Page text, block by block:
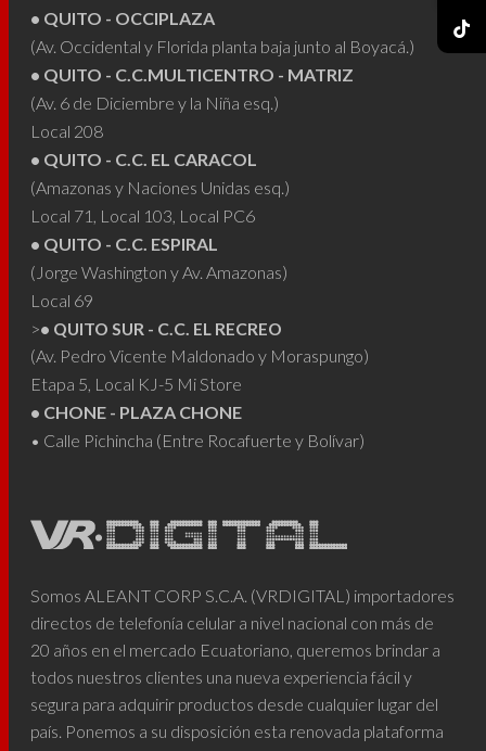
en
página
de
producto
• QUITO - OCCIPLAZA
(Av. Occidental y Florida planta baja junto al Boyacá.)
• QUITO - C.C.MULTICENTRO - MATRIZ
(Av. 6 de Diciembre y la Niña esq.)
Local 208
• QUITO - C.C. EL CARACOL
(Amazonas y Naciones Unidas esq.)
Local 71, Local 103, Local PC6
• QUITO - C.C. ESPIRAL
(Jorge Washington y Av. Amazonas)
Local 69
>• QUITO SUR - C.C. EL RECREO
(Av. Pedro Vicente Maldonado y Moraspungo)
Etapa 5, Local KJ-5 Mi Store
• CHONE - PLAZA CHONE
• Calle Pichincha (Entre Rocafuerte y Bolívar)
Somos ALEANT CORP S.C.A. (VRDIGITAL) importadores
directos de telefonía celular a nivel nacional con más de
20 años en el mercado Ecuatoriano, queremos brindar a
todos nuestros clientes una nueva experiencia fácil y
segura para adquirir productos desde cualquier lugar del
país. Ponemos a su disposición esta renovada plataforma